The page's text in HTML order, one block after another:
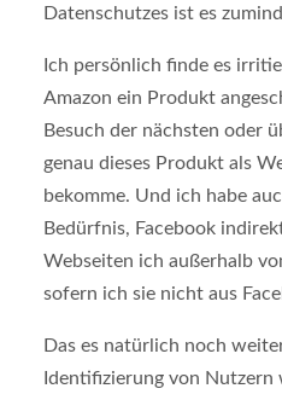
Datenschutzes ist es
Ich persönlich finde es
Amazon ein Produkt
Besuch der nächsten oder
genau dieses Produkt als
bekomme. Und ich habe
Bedürfnis, Facebook
Webseiten ich außerhalb
sofern ich sie nicht aus
Das es natürlich noch
Identifizierung von